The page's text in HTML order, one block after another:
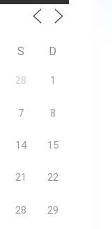
S D
28 1
7 8
14 15
21 22
28 29